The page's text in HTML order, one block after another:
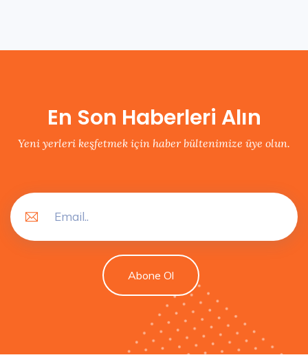
En Son Haberleri Alın
Yeni yerleri keşfetmek için haber bültenimize üye olun.
Abone Ol